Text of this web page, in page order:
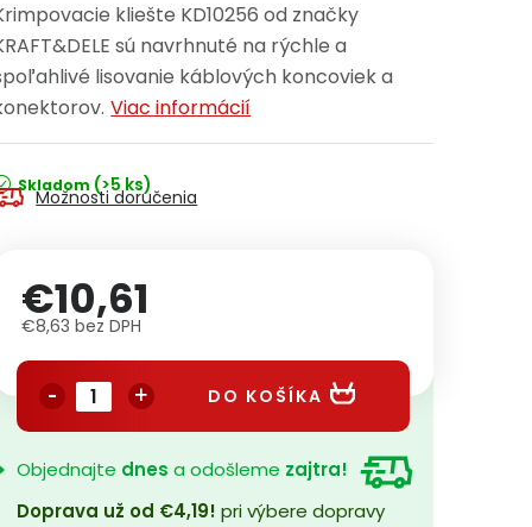
kliešte KD10256 od značky
sú navrhnuté na rýchle a
lisovanie káblových koncoviek a
Viac informácií
Skladom (>5 ks)
Možnosti doručenia
€10,61
€8,63 bez DPH
DO KOŠÍKA
Objednajte dnes a odošleme zajtra!
Doprava už od €4,19! pri výbere dopravy